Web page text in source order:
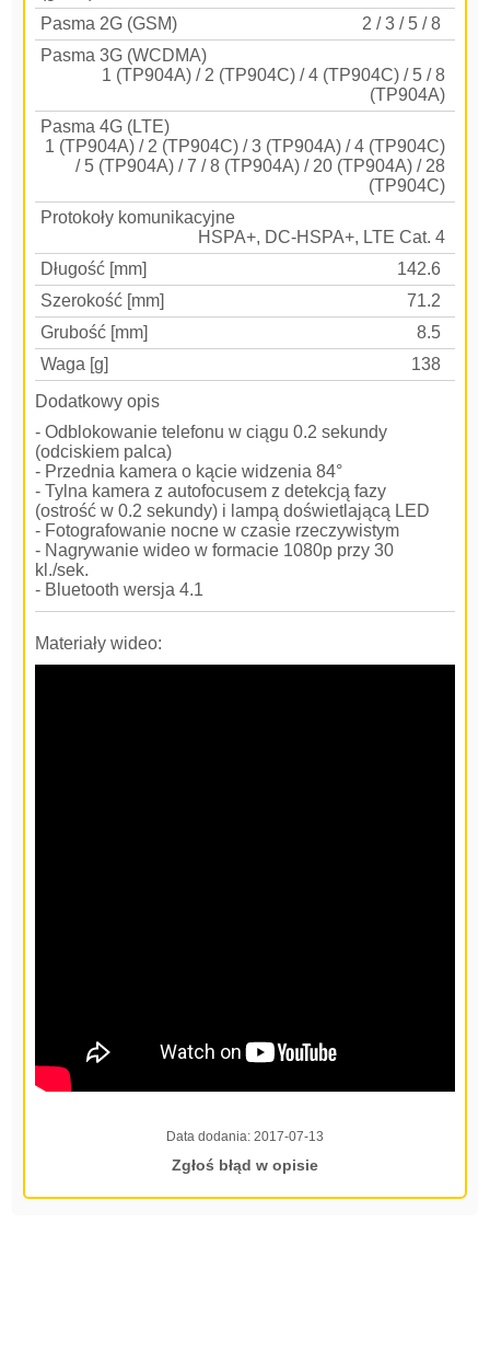
Pasma 2G (GSM)
2 / 3 / 5 / 8
Pasma 3G (WCDMA)
1 (TP904A) / 2 (TP904C) / 4 (TP904C) / 5 / 8
(TP904A)
Pasma 4G (LTE)
1 (TP904A) / 2 (TP904C) / 3 (TP904A) / 4 (TP904C)
/ 5 (TP904A) / 7 / 8 (TP904A) / 20 (TP904A) / 28
(TP904C)
Protokoły komunikacyjne
HSPA+, DC-HSPA+, LTE Cat. 4
Długość [mm]
142.6
Szerokość [mm]
71.2
Grubość [mm]
8.5
Waga [g]
138
Dodatkowy opis
- Odblokowanie telefonu w ciągu 0.2 sekundy
(odciskiem palca)
- Przednia kamera o kącie widzenia 84°
- Tylna kamera z autofocusem z detekcją fazy
(ostrość w 0.2 sekundy) i lampą doświetlającą LED
- Fotografowanie nocne w czasie rzeczywistym
- Nagrywanie wideo w formacie 1080p przy 30
kl./sek.
- Bluetooth wersja 4.1
Materiały wideo:
Data dodania: 2017-07-13
Zgłoś błąd w opisie